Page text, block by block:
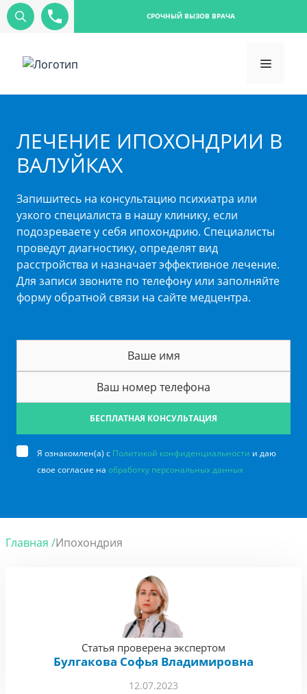
СРОЧНЫЙ ВЫЗОВ ВРАЧА
ЛЕЧЕНИЕ ИПОХОНДРИИ В
ВАЛУЙКАХ
Запишитесь на консультацию психиатра или
узкого специалиста в нашу клинику, если
подозреваете у себя ипохондрию. Специалисты
проведут диагностику, определят вид
расстройства и назначает эффективное лечение.
Для записи звоните по телефону или заполняйте
форму обратной связи на сайте медцентра.
БЕСПЛАТНАЯ КОНСУЛЬТАЦИЯ
Я ознакомлен(а) с Политикой конфиденциальности и даю
свое согласие на обработку персональных данных
Главная /Ипохондрия
12.07.2023
Статья проверена экспертом
Булгакова Софья Владимировна